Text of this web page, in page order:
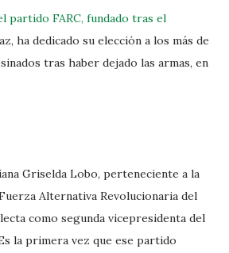
partido FARC, fundado tras el
ha dedicado su elección a los más de
tras haber dejado las armas, en
Griselda Lobo, perteneciente a la
Alternativa Revolucionaria del
como segunda vicepresidenta del
la primera vez que ese partido